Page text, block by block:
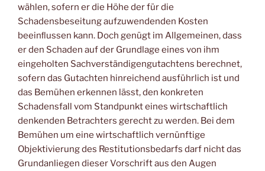
wählen, sofern er die Höhe der für die
Schadensbeseitung aufzuwendenden Kosten
beeinﬂussen kann. Doch genügt im Allgemeinen, dass
er den Schaden auf der Grundlage eines von ihm
eingeholten Sachverständigengutachtens berechnet,
sofern das Gutachten hinreichend ausführlich ist und
das Bemühen erkennen lässt, den konkreten
Schadensfall vom Standpunkt eines wirtschaftlich
denkenden Betrachters gerecht zu werden. Bei dem
Bemühen um eine wirtschaftlich vernünftige
Objektivierung des Restitutionsbedarfs darf nicht das
Grundanliegen dieser Vorschrift aus den Augen